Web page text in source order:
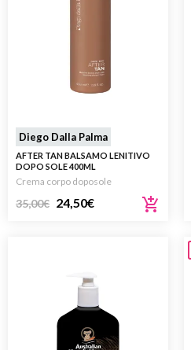
Diego Dalla Palma
AFTER TAN BALSAMO LENITIVO
DOPO SOLE 400ML
Crema corpo doposole
35,00€ 24,50€